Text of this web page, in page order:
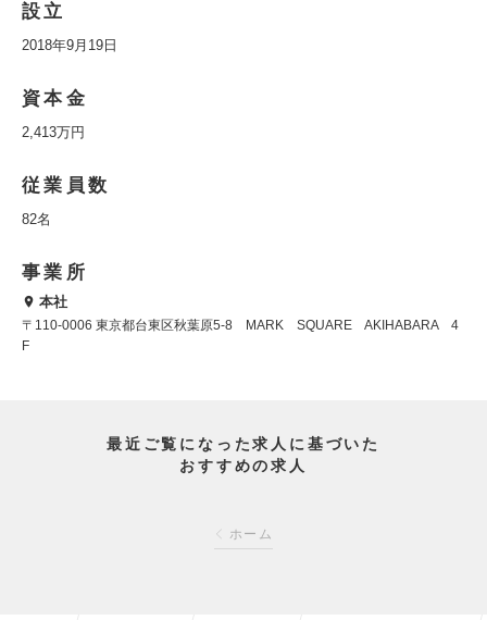
設立
2018年9月19日
資本金
2,413万円
従業員数
82名
事業所
本社
〒110-0006 東京都台東区秋葉原5-8 MARK SQUARE AKIHABARA 4
F
最近ご覧になった求人に基づいた
おすすめの求人
ホーム